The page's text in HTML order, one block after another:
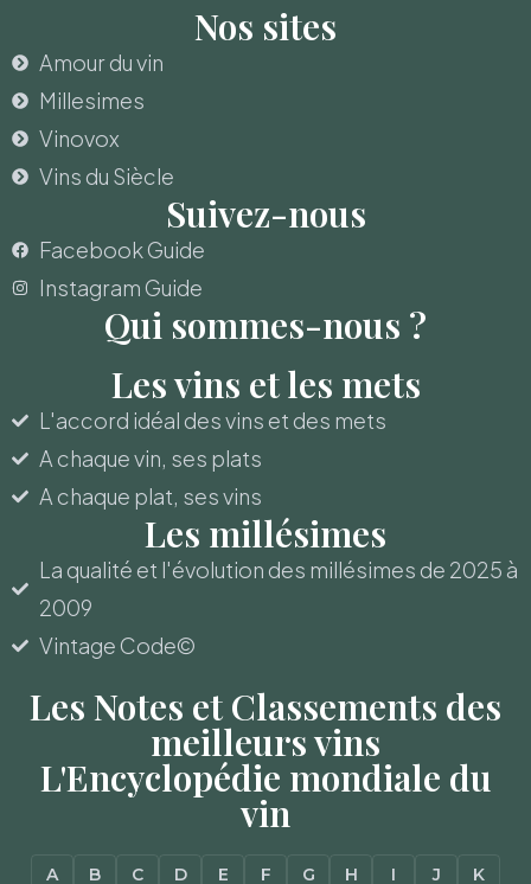
Nos sites
Amour du vin
Millesimes
Vinovox
Vins du Siècle
Suivez-nous
Facebook Guide
Instagram Guide
Qui sommes-nous ?
Les vins et les mets
L'accord idéal des vins et des mets
A chaque vin, ses plats
A chaque plat, ses vins
Les millésimes
La qualité et l'évolution des millésimes de 2025 à
2009
Vintage Code©
Les Notes et Classements des
meilleurs vins
L'Encyclopédie mondiale du
vin
A B C D E F G H I J K